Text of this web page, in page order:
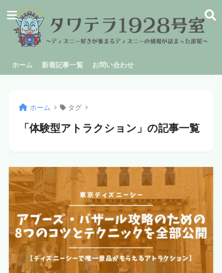
ホーム 新着記事一覧 お問い合わせ
ホーム タグ
「体験型アトラクション」の記事一覧